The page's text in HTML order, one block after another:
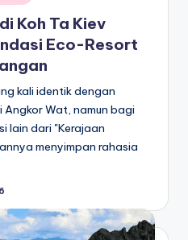
Koh Ta Kiev
Eco-Resort
kali identik dengan
Angkor Wat, namun bagi
lain dari "Kerajaan
menyimpan rahasia